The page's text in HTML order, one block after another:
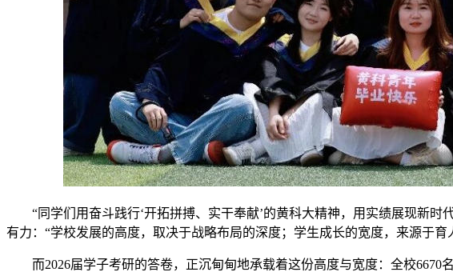
“同学们用奋斗践行‘开拓拼搏、实干奉献’的黄科大精神，用实绩展现新
有力：“学校发展的高度，取决于战略布局的深度；学生成长的宽度，来源于育
而2026届学子考研的答卷，正沉甸甸地承载着这份高度与宽度：全校6670